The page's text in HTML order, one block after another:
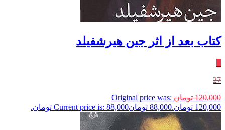
کتاب بعد از اثر جین هیرشفیلد
27
120,000 تومان Original price was:
120,000 تومان.
88,000 تومانCurrent price is: 88,000 تومان.